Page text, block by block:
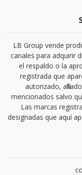
LB Group vende
canales para adquirir
el respaldo o la
registrada que
autorizado,
mencionados salvo
Las marcas
designadas que aquí